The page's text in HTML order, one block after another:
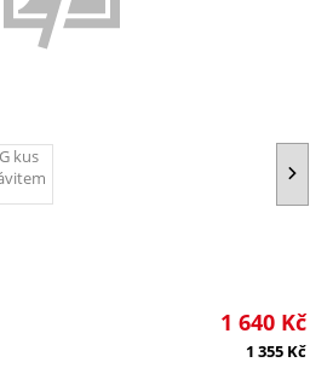
1 640 Kč
1 355 Kč